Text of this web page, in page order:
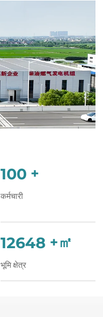
100 +
कर्मचारी
12648 +㎡
भूमि क्षेत्र